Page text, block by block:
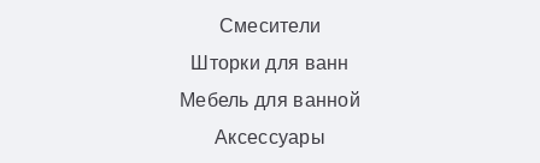
Смесители
Шторки для ванн
Мебель для ванной
Аксессуары